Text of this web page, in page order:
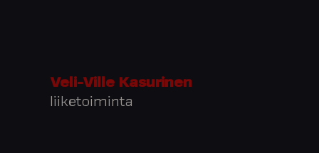
Veli-Ville Kasurinen
liiketoiminta